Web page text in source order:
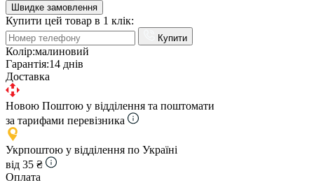
Швидке замовлення
Купити цей товар в 1 клік:
Купити
Колір:малиновий
Гарантія:14 днів
Доставка
Новою Поштою у відділення та поштомати
за тарифами перевізника
Укрпоштою у відділення по Україні
від 35 ₴
Оплата